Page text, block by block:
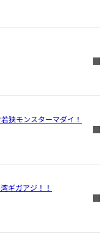
狭モンスターマダイ！
ギガアジ！！